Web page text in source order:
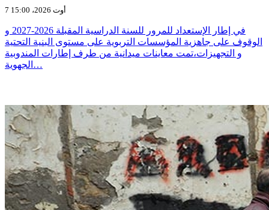
7 أوت 2026، 15:00
في إطار الإستعداد للمرور للسنة الدراسية المقبلة 2026-2027 و
الوقوف على جاهزية المؤسسات التربوية على مستوى البنية التحتية
و التجهيزات،تمت معاينات ميدانية من طرف إطارات المندوبية
الجهوية…